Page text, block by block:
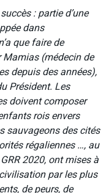
: partie d’une
dans
que faire de
Mamias (médecin de
depuis des années),
Président. Les
doivent composer
rois envers
sauvageons des cités
régaliennes …, au
2020, ont mises à
par les plus
de peurs, de